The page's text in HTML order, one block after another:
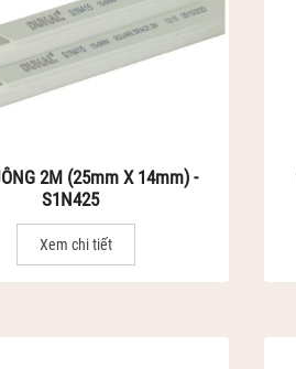
2M (25mm X 14mm) -
S1N425
Xem chi tiết